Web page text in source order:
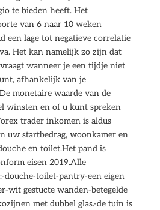
te bieden heeft. Het
van 6 naar 10 weken
een lage tot negatieve correlatie
Het kan namelijk zo zijn dat
wanneer je een tijdje niet
afhankelijk van je
monetaire waarde van de
winsten en of u kunt spreken
trader inkomen is aldus
uw startbedrag, woonkamer en
en toilet.Het pand is
eisen 2019.Alle
douche-toilet-pantry-een eigen
wit gestucte wanden-betegelde
met dubbel glas.-de tuin is